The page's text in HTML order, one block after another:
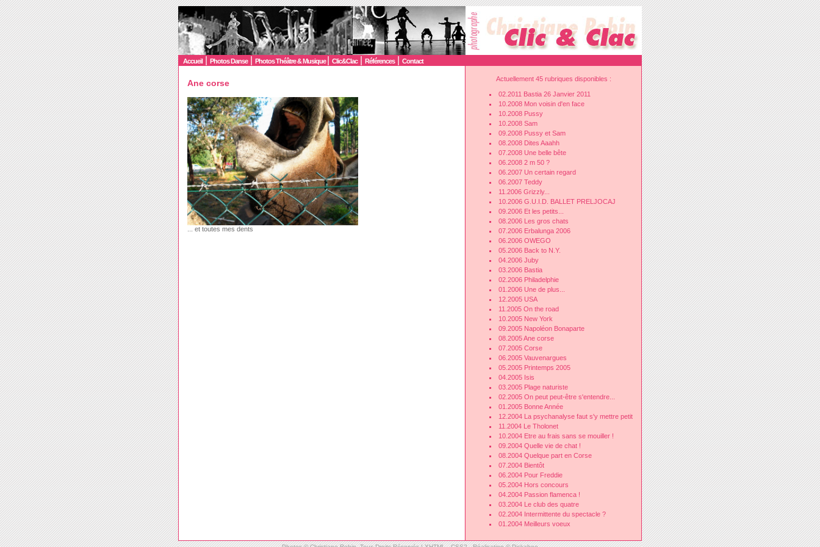
Accueil Photos Danse Photos Théâtre & Musique Clic&Clac Références Contact
Ane corse
... et toutes mes dents
Actuellement 45 rubriques disponibles :
02.2011 Bastia 26 Janvier 2011
10.2008 Mon voisin d'en face
10.2008 Pussy
10.2008 Sam
09.2008 Pussy et Sam
08.2008 Dites Aaahh
07.2008 Une belle bête
06.2008 2 m 50 ?
06.2007 Un certain regard
06.2007 Teddy
11.2006 Grizzly...
10.2006 G.U.I.D. BALLET PRELJOCAJ
09.2006 Et les petits...
08.2006 Les gros chats
07.2006 Erbalunga 2006
06.2006 OWEGO
05.2006 Back to N.Y.
04.2006 Juby
03.2006 Bastia
02.2006 Philadelphie
01.2006 Une de plus...
12.2005 USA
11.2005 On the road
10.2005 New York
09.2005 Napoléon Bonaparte
08.2005 Ane corse
07.2005 Corse
06.2005 Vauvenargues
05.2005 Printemps 2005
04.2005 Isis
03.2005 Plage naturiste
02.2005 On peut peut-être s'entendre...
01.2005 Bonne Année
12.2004 La psychanalyse faut s'y mettre petit
11.2004 Le Tholonet
10.2004 Etre au frais sans se mouiller !
09.2004 Quelle vie de chat !
08.2004 Quelque part en Corse
07.2004 Bientôt
06.2004 Pour Freddie
05.2004 Hors concours
04.2004 Passion flamenca !
03.2004 Le club des quatre
02.2004 Intermittente du spectacle ?
01.2004 Meilleurs voeux